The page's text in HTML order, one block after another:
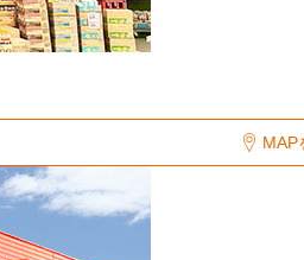
MAP